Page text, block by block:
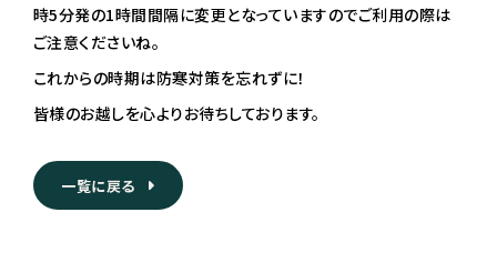
時5分発の1時間間隔に変更となっていますのでご利用の際は
ご注意くださいね。
これからの時期は防寒対策を忘れずに！
皆様のお越しを心よりお待ちしております。
一覧に戻る